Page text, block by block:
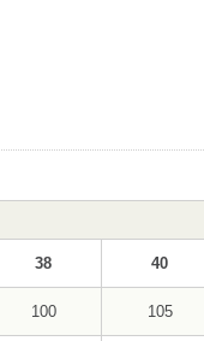
38 40
100 105